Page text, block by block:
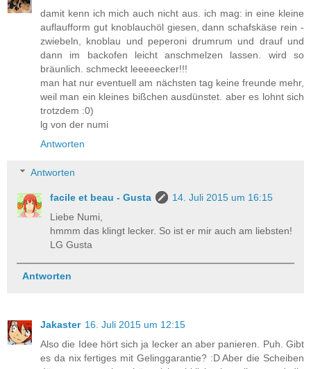
damit kenn ich mich auch nicht aus. ich mag: in eine kleine
auflaufform gut knoblauchöl giesen, dann schafskäse rein -
zwiebeln, knoblau und peperoni drumrum und drauf und
dann im backofen leicht anschmelzen lassen. wird so
bräunlich. schmeckt leeeeecker!!!
man hat nur eventuell am nächsten tag keine freunde mehr,
weil man ein kleines bißchen ausdünstet. aber es lohnt sich
trotzdem :0)
lg von der numi
Antworten
Antworten
facile et beau - Gusta
14. Juli 2015 um 16:15
Liebe Numi,
hmmm das klingt lecker. So ist er mir auch am liebsten!
LG Gusta
Antworten
Jakaster 16. Juli 2015 um 12:15
Also die Idee hört sich ja lecker an aber panieren. Puh. Gibt
es da nix fertiges mit Gelinggarantie? :D Aber die Scheiben